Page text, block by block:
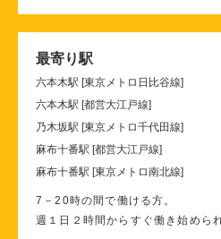
最寄り駅
六本木駅 [東京メトロ日比谷線]
六本木駅 [都営大江戸線]
乃木坂駅 [東京メトロ千代田線]
麻布十番駅 [都営大江戸線]
麻布十番駅 [東京メトロ南北線]
7－20時の間で働ける方。
週１日２時間からすぐ働き始めら